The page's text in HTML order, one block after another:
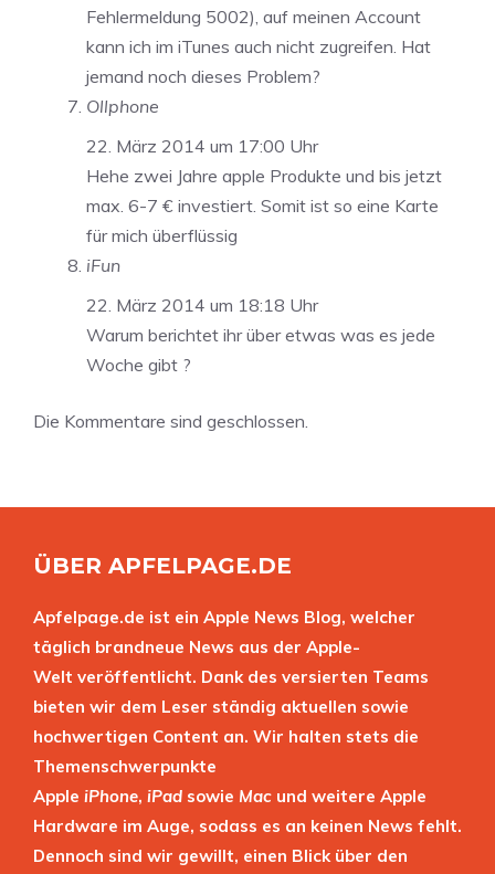
Fehlermeldung 5002), auf meinen Account
kann ich im iTunes auch nicht zugreifen. Hat
jemand noch dieses Problem?
Ollphone
22. März 2014 um 17:00 Uhr
Hehe zwei Jahre apple Produkte und bis jetzt
max. 6-7 € investiert. Somit ist so eine Karte
für mich überflüssig
iFun
22. März 2014 um 18:18 Uhr
Warum berichtet ihr über etwas was es jede
Woche gibt ?
Die Kommentare sind geschlossen.
ÜBER APFELPAGE.DE
Apfelpage.de ist ein Apple News Blog, welcher
täglich brandneue News aus der Apple-
Welt veröffentlicht. Dank des versierten Teams
bieten wir dem Leser ständig aktuellen sowie
hochwertigen Content an. Wir halten stets die
Themenschwerpunkte
Apple iPhone, iPad sowie Mac und weitere Apple
Hardware im Auge, sodass es an keinen News fehlt.
Dennoch sind wir gewillt, einen Blick über den